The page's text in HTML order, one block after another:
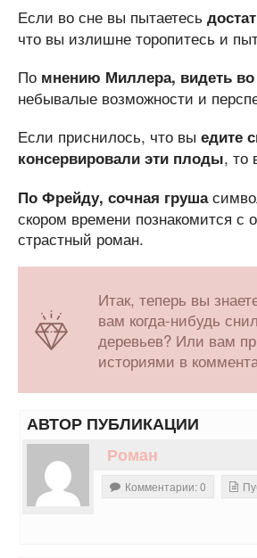
Если во сне вы пытаетесь
что вы излишне торопитесь и
По мнению Миллера, видеть во
небывалые возможности и
Если приснилось, что вы едите
консервировали эти плоды, то
По Фрейду, сочная груша
скором времени познакомится с
страстный роман.
Итак, теперь вы
вам когда-нибудь
деревьев? Или вам
историями в
АВТОР ПУБЛИКАЦИИ
Роман
Комментарии: 0